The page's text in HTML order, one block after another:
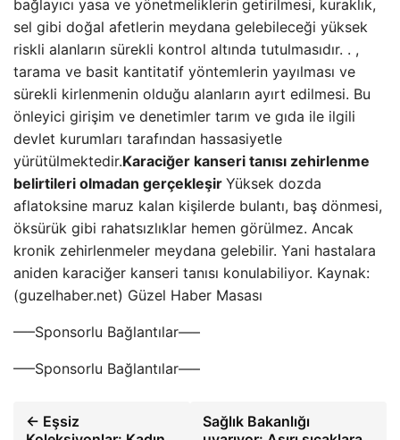
bağlayıcı yasa ve yönetmeliklerin getirilmesi, kuraklık,
sel gibi doğal afetlerin meydana gelebileceği yüksek
riskli alanların sürekli kontrol altında tutulmasıdır. . ,
tarama ve basit kantitatif yöntemlerin yayılması ve
sürekli kirlenmenin olduğu alanların ayırt edilmesi. Bu
önleyici girişim ve denetimler tarım ve gıda ile ilgili
devlet kurumları tarafından hassasiyetle
yürütülmektedir.Karaciğer kanseri tanısı zehirlenme
belirtileri olmadan gerçekleşir Yüksek dozda
aflatoksine maruz kalan kişilerde bulantı, baş dönmesi,
öksürük gibi rahatsızlıklar hemen görülmez. Ancak
kronik zehirlenmeler meydana gelebilir. Yani hastalara
aniden karaciğer kanseri tanısı konulabiliyor. Kaynak:
(guzelhaber.net) Güzel Haber Masası
—–Sponsorlu Bağlantılar—–
—–Sponsorlu Bağlantılar—–
← Eşsiz
Sağlık Bakanlığı